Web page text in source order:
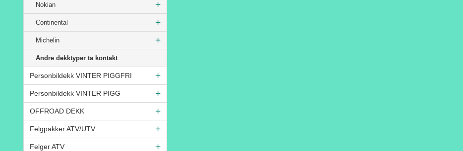
Nokian
Continental
Michelin
Andre dekktyper ta kontakt
Personbildekk VINTER PIGGFRI
Personbildekk VINTER PIGG
OFFROAD DEKK
Felgpakker ATV/UTV
Felger ATV